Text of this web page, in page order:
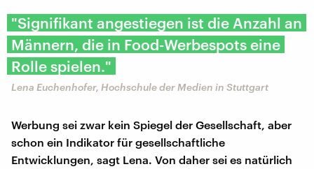
"Signifikant angestiegen ist die Anzahl an
Männern, die in Food-Werbespots eine
Rolle spielen."
Lena Euchenhofer, Hochschule der Medien in Stuttgart
Werbung sei zwar kein Spiegel der Gesellschaft, aber
schon ein Indikator für gesellschaftliche
Entwicklungen, sagt Lena. Von daher sei es natürlich